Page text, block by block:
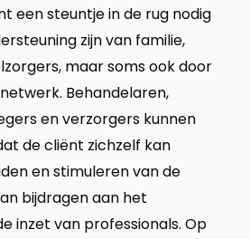
een steuntje in de rug nodig
zijn van familie,
maar soms ook door
Behandelaren,
en verzorgers kunnen
de cliënt zichzelf kan
en stimuleren van de
bijdragen aan het
inzet van professionals. Op